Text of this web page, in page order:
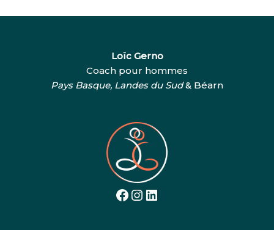
Loïc Gerno
Coach pour hommes
Pays Basque, Landes du Sud& Béarn